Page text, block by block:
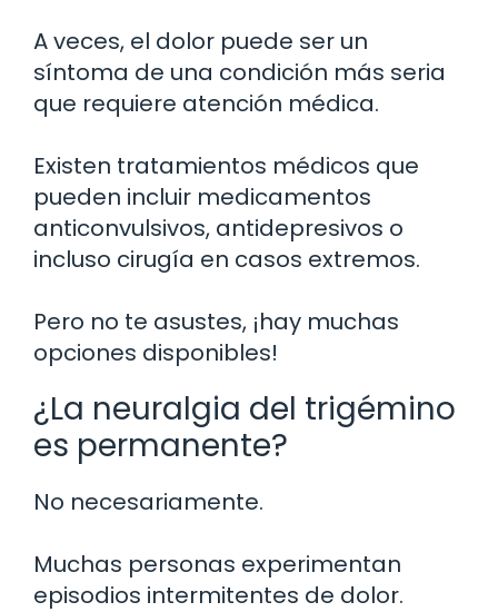
A veces, el dolor puede ser un
síntoma de una condición más seria
que requiere atención médica.
Existen tratamientos médicos que
pueden incluir medicamentos
anticonvulsivos, antidepresivos o
incluso cirugía en casos extremos.
Pero no te asustes, ¡hay muchas
opciones disponibles!
¿La neuralgia del trigémino
es permanente?
No necesariamente.
Muchas personas experimentan
episodios intermitentes de dolor.